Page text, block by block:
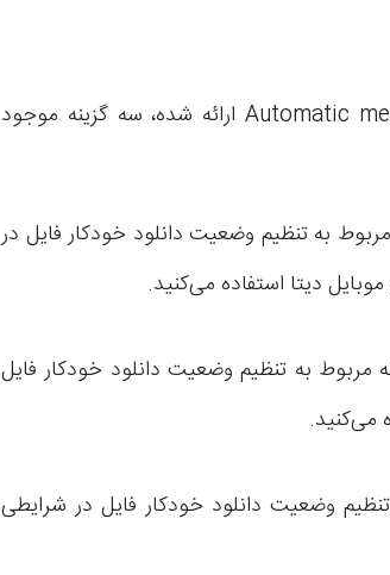
در بخشی که با عنوان Automatic media download ارائه شده، سه گزینه موجود
مربوط به تنظیم وضعیت دانلود خودکار فایل در
دیتا استفاده می‌کنید.
مربوط به تنظیم وضعیت دانلود خودکار فایل
می‌کنید.
وضعیت دانلود خودکار فایل در شرایطی